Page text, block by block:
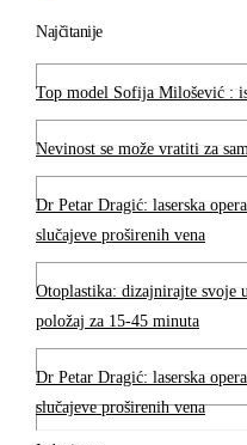
Najčitanije
Top model Sofija Milošević :
Nevinost se može vratiti za
Dr Petar Dragić: laserska
slučajeve proširenih vena
Otoplastika: dizajnirajte
položaj za 15-45 minuta
Dr Petar Dragić: laserska
slučajeve proširenih vena